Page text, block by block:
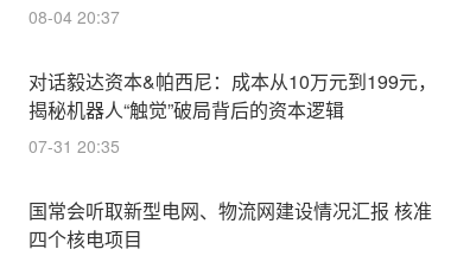
08-04 20:37
对话毅达资本&帕西尼：成本从10万元到199元，
揭秘机器人“触觉”破局背后的资本逻辑
07-31 20:35
国常会听取新型电网、物流网建设情况汇报 核准
四个核电项目